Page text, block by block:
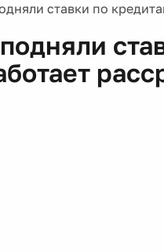
ставки по